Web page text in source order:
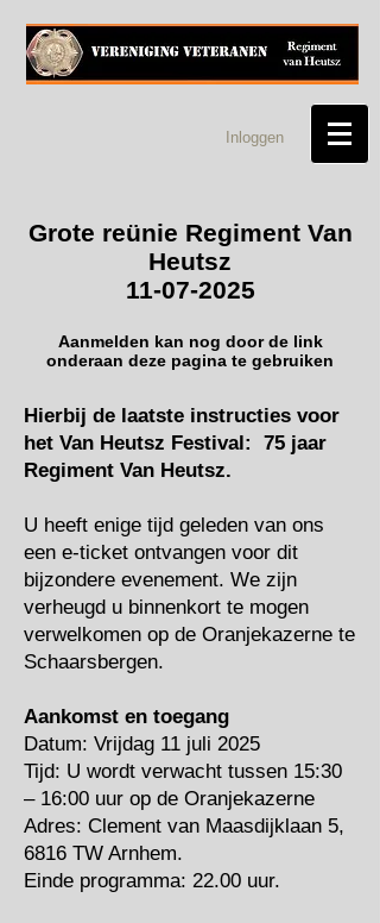
Inloggen
Grote reünie Regiment Van
Heutsz
11-07-2025
Aanmelden kan nog door de link
onderaan deze pagina te gebruiken
Hierbij de laatste instructies voor
het Van Heutsz Festival: 75 jaar
Regiment Van Heutsz.
U heeft enige tijd geleden van ons
een e-ticket ontvangen voor dit
bijzondere evenement. We zijn
verheugd u binnenkort te mogen
verwelkomen op de Oranjekazerne te
Schaarsbergen.
Aankomst en toegang
Datum: Vrijdag 11 juli 2025
Tijd: U wordt verwacht tussen 15:30
– 16:00 uur op de Oranjekazerne
Adres: Clement van Maasdijklaan 5,
6816 TW Arnhem.
Einde programma: 22.00 uur.